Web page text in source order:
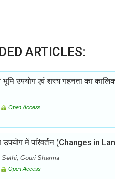
ARTICLES:
भूमि उपयोग एवं शस्य गहनता का
Open Access
उपयोग में परिवर्तन (Changes
Sethi, Gouri Sharma
Open Access